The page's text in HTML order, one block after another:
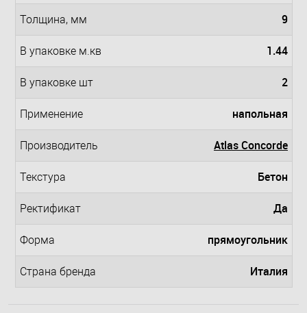
Толщина, мм 9
В упаковке м.кв 1.44
В упаковке шт 2
Применение напольная
Производитель Atlas Concorde
Teкстура Бетон
Ректификат Да
Форма прямоугольник
Страна бренда Италия